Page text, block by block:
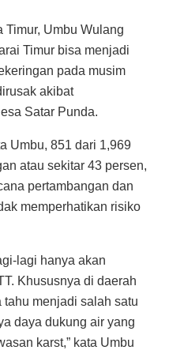
Timur, Umbu Wulang
Timur bisa menjadi
pada musim
akibat
Satar Punda.
Umbu, 851 dari 1,969
atau sekitar 43 persen,
pertambangan dan
memperhatikan risiko
lagi hanya akan
Khususnya di daerah
menjadi salah satu
daya dukung air yang
karst,” kata Umbu